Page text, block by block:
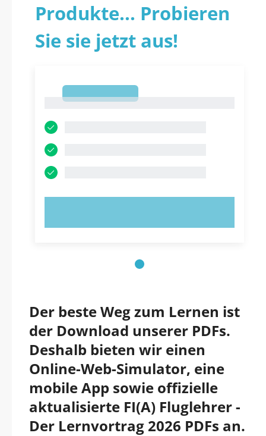
Produkte... Probieren
Sie sie jetzt aus!
Der beste Weg zum Lernen ist
der Download unserer PDFs.
Deshalb bieten wir einen
Online-Web-Simulator, eine
mobile App sowie offizielle
aktualisierte FI(A) Fluglehrer -
Der Lernvortrag 2026 PDFs an.